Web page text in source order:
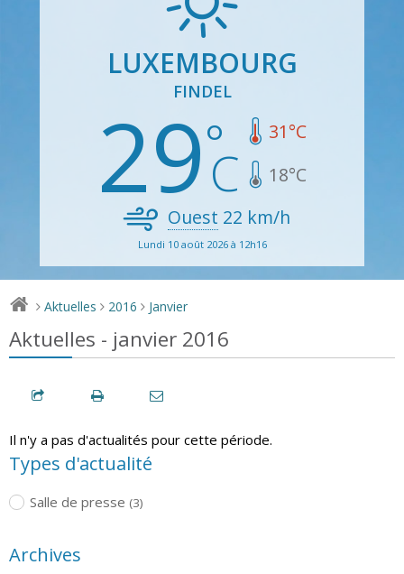
LUXEMBOURG
FINDEL
29 31°C
18°C
Ouest 22 km/h
Lundi 10 août 2026 à 12h16
> Aktuelles > 2016 > Janvier
Aktuelles - janvier 2016
Il n'y a pas d'actualités pour cette période.
Types d'actualité
Salle de presse (3)
Archives